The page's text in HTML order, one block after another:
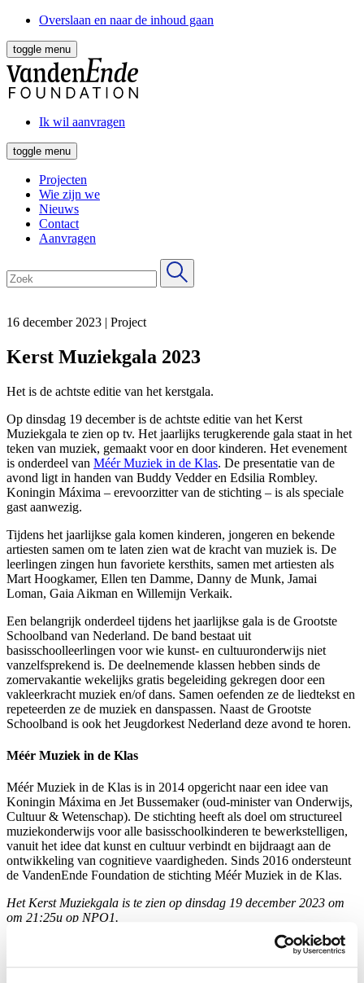
Overslaan en naar de inhoud gaan
toggle menu
Ik wil aanvragen
toggle menu
Projecten
Wie zijn we
Nieuws
Contact
Aanvragen
16 december 2023 | Project
Kerst Muziekgala 2023
Het is de achtste editie van het kerstgala.
Op dinsdag 19 december is de achtste editie van het Kerst
Muziekgala te zien op tv. Het jaarlijks terugkerende gala staat in het
teken van muziek, gemaakt voor en door kinderen. Het evenement
is onderdeel van Méér Muziek in de Klas. De presentatie van de
avond ligt in handen van Buddy Vedder en Edsilia Rombley.
Koningin Máxima – erevoorzitter van de stichting – is als speciale
gast aanwezig.
Tijdens het jaarlijkse gala komen kinderen, jongeren en bekende
artiesten samen om te laten zien wat de kracht van muziek is. De
leerlingen zingen hun favoriete kersthits, samen met artiesten als
Mart Hoogkamer, Ellen ten Damme, Danny de Munk, Jamai
Loman, Gaia Aikman en Willemijn Verkaik.
Een belangrijk onderdeel tijdens het jaarlijkse gala is de Grootste
Schoolband van Nederland. De band bestaat uit
basisschoolleerlingen voor wie kunst- en cultuuronderwijs niet
vanzelfsprekend is. De deelnemende klassen hebben sinds de
zomervakantie wekelijks gratis begeleiding gekregen door een
vakleerkracht muziek en/of dans. Samen oefenden ze de liedtekst en
repeteerden ze de muziek en danspassen. Naast de Grootste
Schoolband is ook het Jeugdorkest Nederland deze avond te horen.
Méér Muziek in de Klas
Méér Muziek in de Klas is in 2014 opgericht naar een idee van
Koningin Máxima en Jet Bussemaker (oud-minister van Onderwijs,
Cultuur & Wetenschap). De stichting heeft als doel om structureel
muziekonderwijs voor alle basisschoolkinderen te bewerkstelligen,
vanuit het idee dat kunst en cultuur verbindt en bijdraagt aan de
ontwikkeling van cognitieve vaardigheden. Sinds 2016 ondersteunt
de VandenEnde Foundation de stichting Méér Muziek in de Klas.
Het Kerst Muziekgala is te zien op dinsdag 19 december 2023 om
om 21:25u op NPO1.